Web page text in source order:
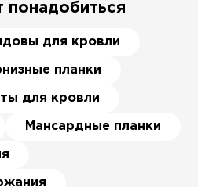
понадобиться
для кровли
планки
для кровли
Мансардные планки